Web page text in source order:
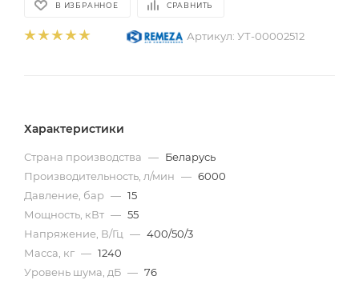
В ИЗБРАННОЕ СРАВНИТЬ
Артикул: УТ-00002512
Характеристики
Страна производства — Беларусь
Производительность, л/мин — 6000
Давление, бар — 15
Мощность, кВт — 55
Напряжение, В/Гц — 400/50/3
Масса, кг — 1240
Уровень шума, дБ — 76